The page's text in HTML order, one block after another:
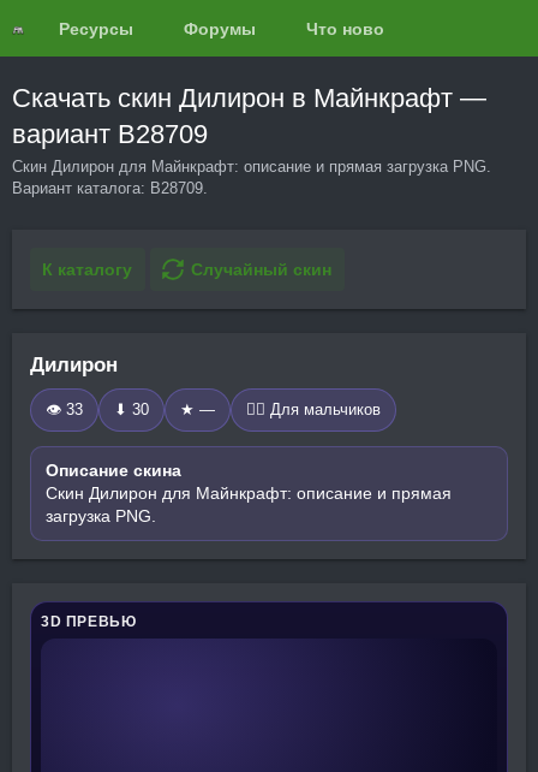
Ресурсы Форумы Что нового?
Скачать скин Дилирон в Майнкрафт —
вариант B28709
Скин Дилирон для Майнкрафт: описание и прямая загрузка PNG.
Вариант каталога: B28709.
К каталогу Случайный скин
Дилирон
👁 33 ⬇ 30 ★ — 🧍‍♂️ Для мальчиков
Описание скина
Скин Дилирон для Майнкрафт: описание и прямая
загрузка PNG.
3D ПРЕВЬЮ